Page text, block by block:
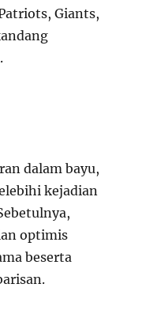
Giants,
dalam bayu,
kejadian
optimis
beserta